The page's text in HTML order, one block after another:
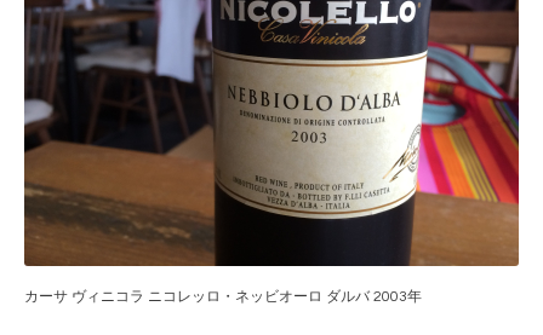
カーサ ヴィニコラ ニコレッロ・ネッビオーロ ダルバ 2003年